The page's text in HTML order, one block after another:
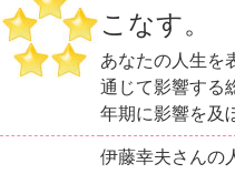
こなす。
あなたの人生を
通じて影響する
年期に影響を及
伊藤幸夫さんの